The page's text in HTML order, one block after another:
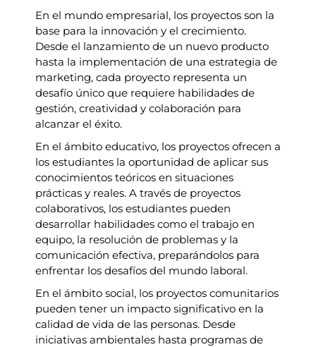
En el mundo empresarial, los proyectos son la
base para la innovación y el crecimiento.
Desde el lanzamiento de un nuevo producto
hasta la implementación de una estrategia de
marketing, cada proyecto representa un
desafío único que requiere habilidades de
gestión, creatividad y colaboración para
alcanzar el éxito.
En el ámbito educativo, los proyectos ofrecen a
los estudiantes la oportunidad de aplicar sus
conocimientos teóricos en situaciones
prácticas y reales. A través de proyectos
colaborativos, los estudiantes pueden
desarrollar habilidades como el trabajo en
equipo, la resolución de problemas y la
comunicación efectiva, preparándolos para
enfrentar los desafíos del mundo laboral.
En el ámbito social, los proyectos comunitarios
pueden tener un impacto significativo en la
calidad de vida de las personas. Desde
iniciativas ambientales hasta programas de